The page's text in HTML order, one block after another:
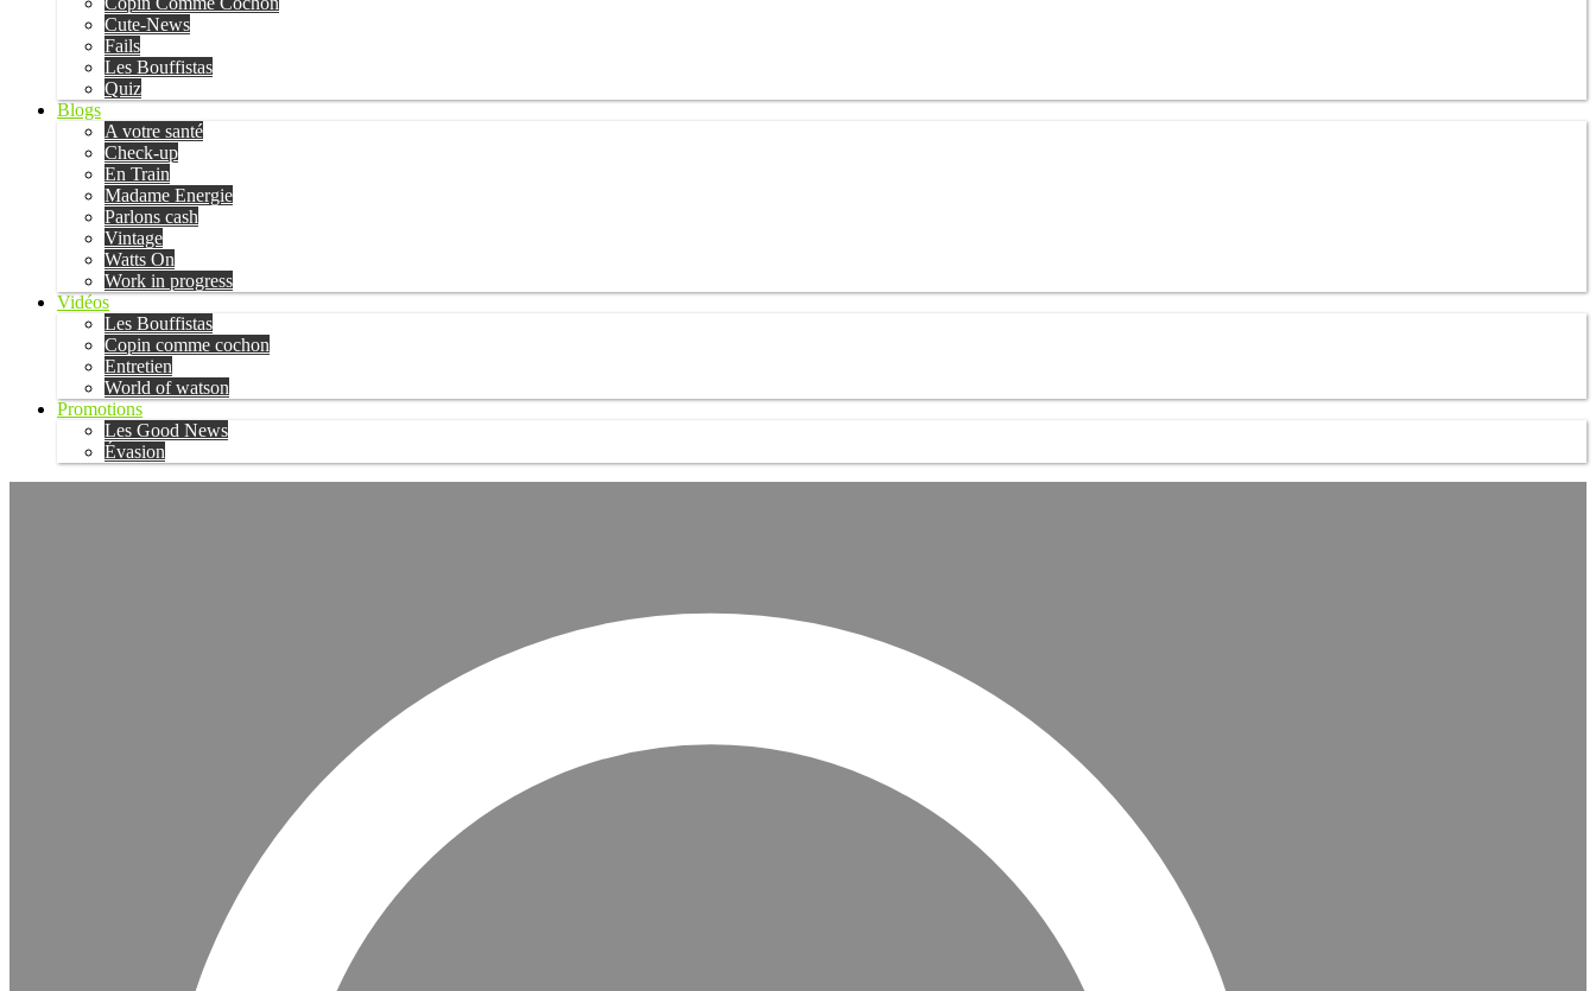
Cute-News
Fails
Les Bouffistas
Quiz
Blogs
A votre santé
Check-up
En Train
Madame Energie
Parlons cash
Vintage
Watts On
Work in progress
Vidéos
Les Bouffistas
Copin comme cochon
Entretien
World of watson
Promotions
Les Good News
Évasion